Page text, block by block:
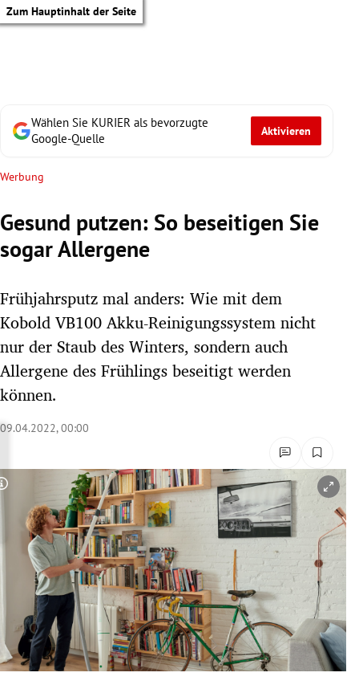
Zum Hauptinhalt der Seite
Untermenü
Untermenü
Untermenü
Untermenü
Untermenü
Untermenü
Untermenü
Wählen Sie KURIER als bevorzugte
Google-Quelle
Aktivieren
Werbung
Gesund putzen: So beseitigen Sie
sogar Allergene
Frühjahrsputz mal anders: Wie mit dem
Kobold VB100 Akku-Reinigungssystem nicht
nur der Staub des Winters, sondern auch
Allergene des Frühlings beseitigt werden
können.
09.04.2022, 00:00
Copyright-Hinweis öffnen/schließen